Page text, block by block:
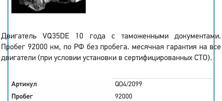
Двигатель VQ35DE 10 года с таможенными документами.
Пробег 92000 км, по РФ без пробега. месячная гарантия на все
двигатели (при условии установки в сертифицированных СТО).
Артикул
QO4/2099
Пробег
92000